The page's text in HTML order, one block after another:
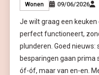
Wonen 09/06/2026
Je wilt graag een
perfect functioneert,
plunderen. Goed
besparingen gaan prima
óf-óf, maar van en-en.